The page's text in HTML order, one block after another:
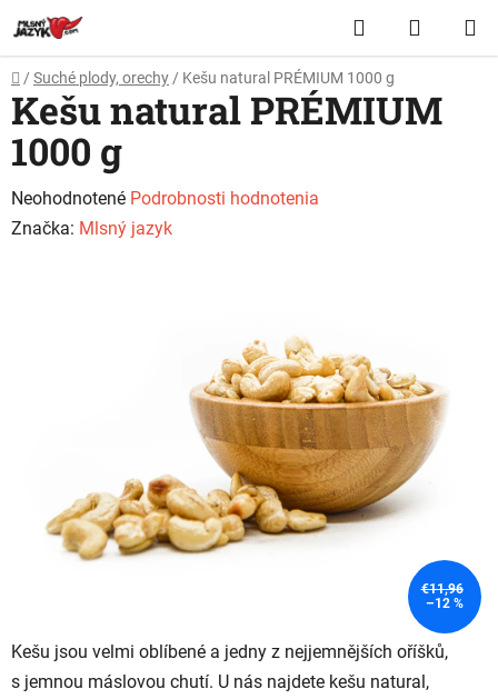
na
obsah
Hľadať
KOŠÍK
Domov
/ Suché plody, orechy / Kešu natural PRÉMIUM 1000 g
Kešu jsou velmi oblíbené a jedny z nejjemnějších oříšků,
s jemnou máslovou chutí. U nás najdete kešu natural,
Kešu natural PRÉMIUM
1000 g
Priemerné
hodnotenie
Neohodnotené Podrobnosti hodnotenia
Značka: Mlsný jazyk
€11,96
–12 %